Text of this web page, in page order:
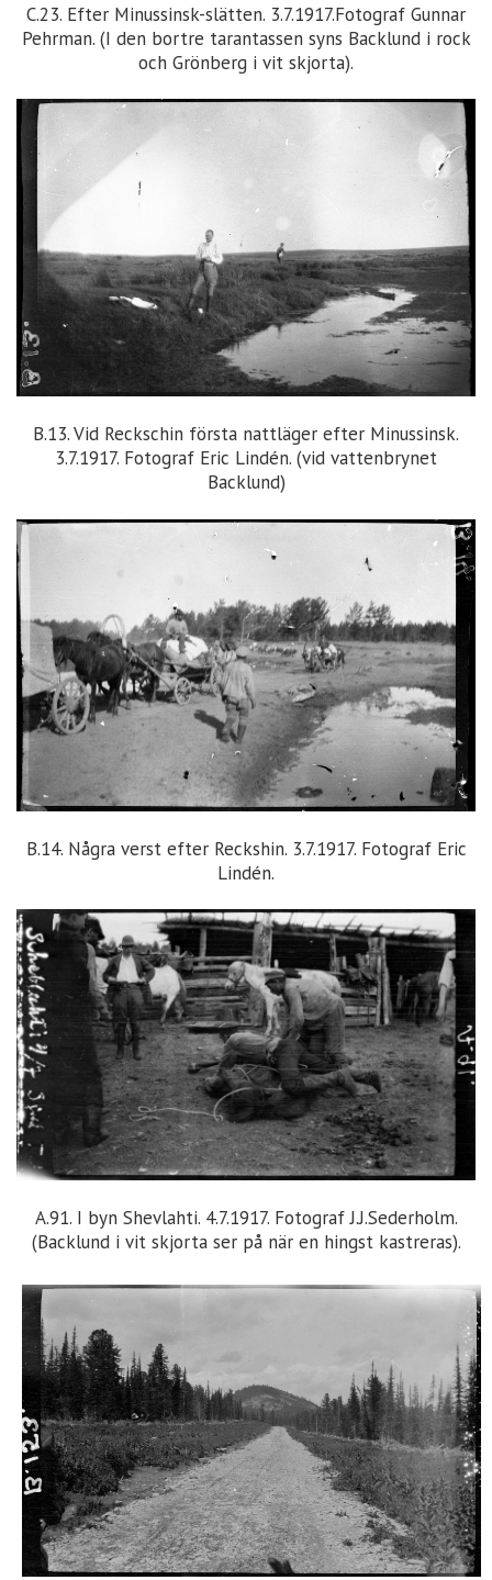
C.23. Efter Minussinsk-slätten. 3.7.1917.Fotograf Gunnar
Pehrman. (I den bortre tarantassen syns Backlund i rock
och Grönberg i vit skjorta).
B.13. Vid Reckschin första nattläger efter Minussinsk.
3.7.1917. Fotograf Eric Lindén. (vid vattenbrynet
Backlund)
B.14. Några verst efter Reckshin. 3.7.1917. Fotograf Eric
Lindén.
A.91. I byn Shevlahti. 4.7.1917. Fotograf J.J.Sederholm.
(Backlund i vit skjorta ser på när en hingst kastreras).